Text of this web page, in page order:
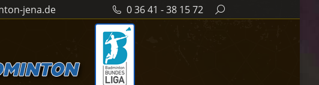
jena.de 0 36 41 - 38 15 72 Search: